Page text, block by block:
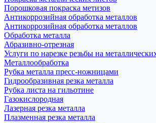
Порошковая покраска метизов
Антикоррозийная обработка металлов
Антикоррозийная обработка металлов
Обработка металла
Абразивно-отрезная
Услуги по нарезке резьбы на
Металлообработка
Рубка металла пресс-ножницами
Гидрообразивная резка металла
Рубка листа на гильотине
Газокислородная
Лазерная резка металла
Плазменная резка металла